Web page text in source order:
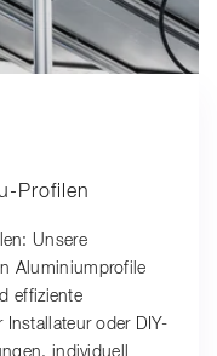
Profilen
Unsere
Aluminiumprofile
effiziente
oder DIY-
individuell